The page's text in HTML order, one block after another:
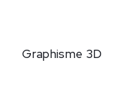
Graphisme 3D